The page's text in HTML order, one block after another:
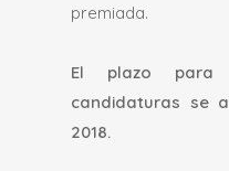
premiada.
El plazo para
candidaturas se
2018.